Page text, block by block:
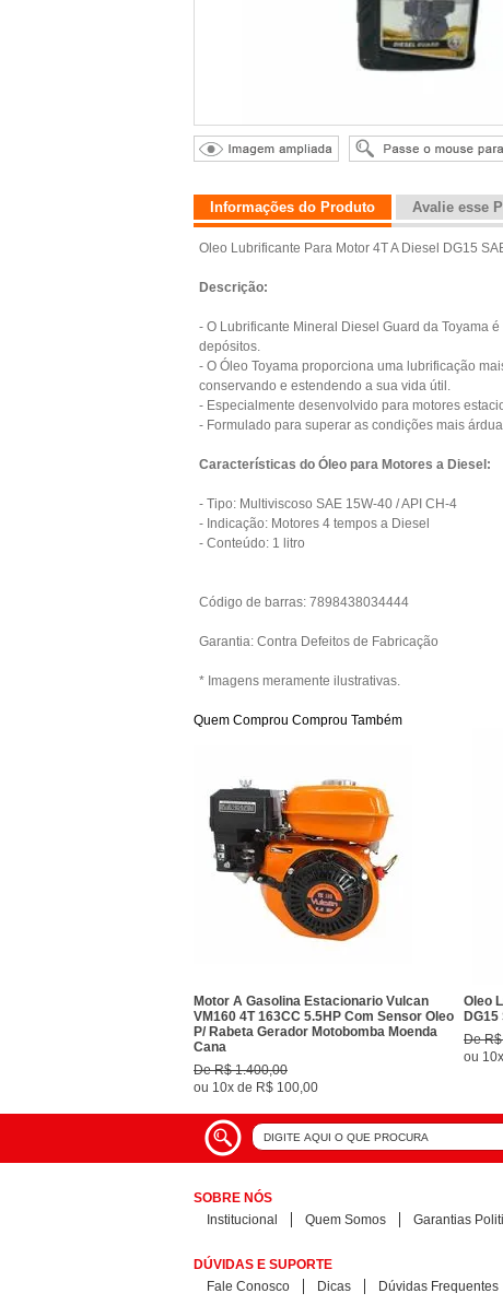
Informações do Produto Avalie esse
Oleo Lubrificante Para Motor 4T A Diesel DG15
Descrição:
- O Lubrificante Mineral Diesel Guard da Toyama
depósitos.
- O Óleo Toyama proporciona uma lubrificação
conservando e estendendo a sua vida útil.
- Especialmente desenvolvido para motores
- Formulado para superar as condições mais
Características do Óleo para Motores a Diesel:
- Tipo: Multiviscoso SAE 15W-40 / API CH-4
- Indicação: Motores 4 tempos a Diesel
- Conteúdo: 1 litro
Código de barras: 7898438034444
Garantia: Contra Defeitos de Fabricação
* Imagens meramente ilustrativas.
Quem Comprou Comprou Também
Motor A Gasolina Estacionario Vulcan
VM160 4T 163CC 5.5HP Com Sensor Oleo
P/ Rabeta Gerador Motobomba Moenda
Cana
DeR$ 1.400,00
ou 10x de R$ 100,00
Oleo
De
ou 10x
SOBRE NÓS
Institucional
Quem Somos Garantias
DÚVIDAS E SUPORTE
Fale Conosco
Dicas Dúvidas Frequentes